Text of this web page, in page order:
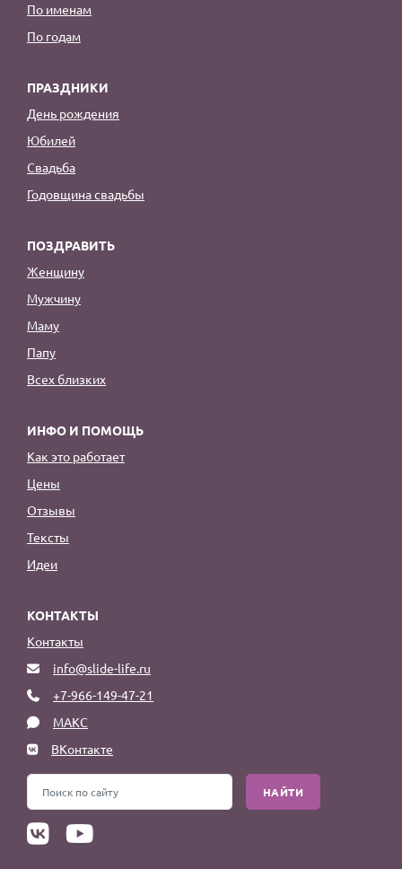
По именам
По годам
ПРАЗДНИКИ
День рождения
Юбилей
Свадьба
Годовщина свадьбы
ПОЗДРАВИТЬ
Женщину
Мужчину
Маму
Папу
Всех близких
ИНФО И ПОМОЩЬ
Как это работает
Цены
Отзывы
Тексты
Идеи
КОНТАКТЫ
Контакты
info@slide-life.ru
+7-966-149-47-21
МАКС
ВКонтакте
НАЙТИ